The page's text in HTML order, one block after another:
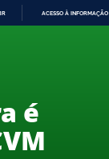
ACESSO À INFORMAÇÃO
é